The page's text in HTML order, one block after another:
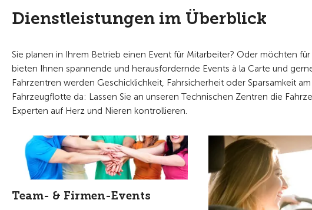
Dienstleistungen im Überblick
Sie planen in Ihrem Betrieb einen Event für Mitarbeiter? Oder möchten
bieten Ihnen spannende und herausfordernde Events à la Carte und
Fahrzentren werden Geschicklichkeit, Fahrsicherheit oder Sparsamkeit
Fahrzeugflotte da: Lassen Sie an unseren Technischen Zentren die
Experten auf Herz und Nieren kontrollieren.
Team- & Firmen-Events